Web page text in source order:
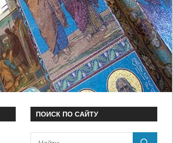
ПОИСК ПО САЙТУ